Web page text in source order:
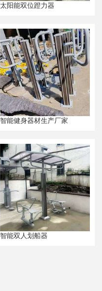
太阳能双位蹬力器
智能健身器材生产厂家
智能双人划船器